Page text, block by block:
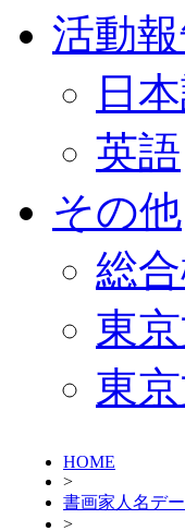
活動
日
英語
その他
総
東
東
HOME
>
書画家人名デ
>